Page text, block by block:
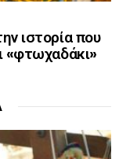
ιστορία που
«φτωχαδάκι»